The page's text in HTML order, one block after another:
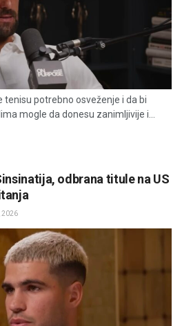
tenisu potrebno osveženje i da bi
mogle da donesu zanimljivije i...
odbrana titule na US
2026